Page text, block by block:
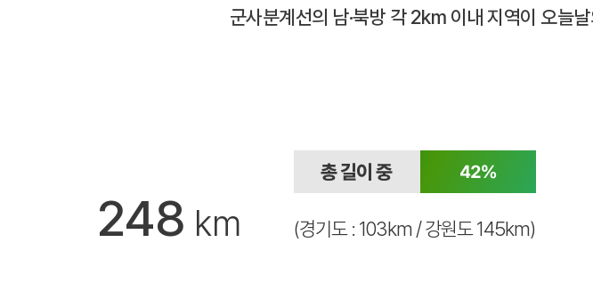
군사분계선의 남·북방 각 2km 이내 지역이 오
248 km (경기도 : 103km / 강원도 145km)